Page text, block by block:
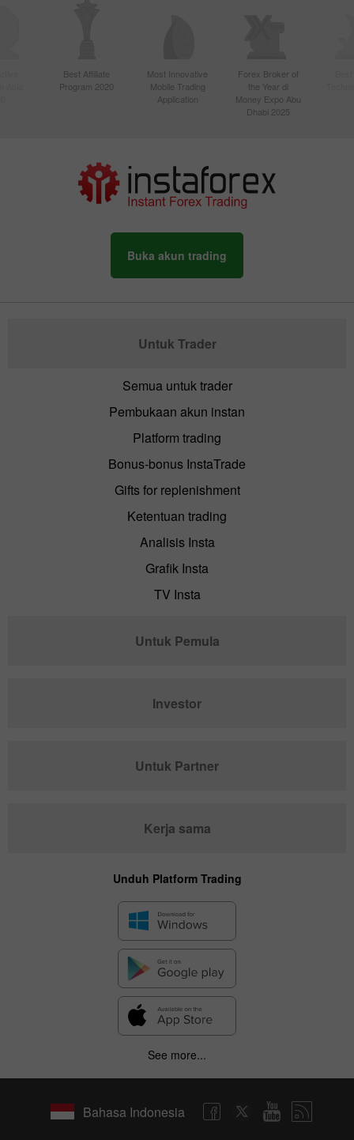
Best Affiliate
Program 2020
Most Innovative
Mobile Trading
Application
Forex Broker of
the Year di
Money Expo Abu
Dhabi 2025
Buka akun trading
Untuk Trader
Semua untuk trader
Pembukaan akun instan
Platform trading
Bonus-bonus InstaTrade
Gifts for replenishment
Ketentuan trading
Analisis Insta
Grafik Insta
TV Insta
Untuk Pemula
Investor
Untuk Partner
Kerja sama
Unduh Platform Trading
See more...
Bahasa Indonesia